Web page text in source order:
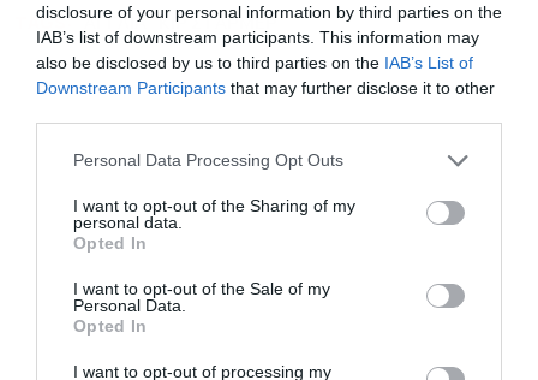
disclosure of your personal information by third parties on the
IAB’s list of downstream participants. This information may
also be disclosed by us to third parties on the IAB’s List of
Downstream Participants that may further disclose it to other
Personal Data Processing Opt Outs
I want to opt-out of the Sharing of my
personal data.
Opted In
I want to opt-out of the Sale of my
Personal Data.
Opted In
I want to opt-out of processing my
TAGS: ΑΓΓΛΙΑ ΚΙΡ ΣΤΑΡΜΕΡ